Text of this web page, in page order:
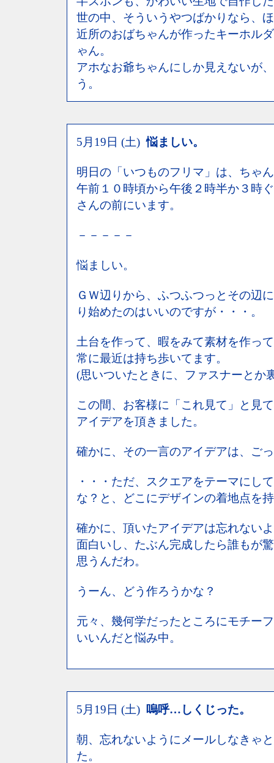
世の中、そういうやつばかりなら、
近所のおばちゃんが作ったキーホル
ゃん。
アホなお爺ちゃんにしか見えないが
う。
5月19日 (土)悩ましい。
明日の「いつものフリマ」は、ちゃ
午前１０時頃から午後２時半か３時
さんの前にいます。
－－－－－
悩ましい。
ＧＷ辺りから、ふつふつっとその辺
り始めたのはいいのですが・・・。
土台を作って、暇をみて素材を作って
常に最近は持ち歩いてます。
(思いついたときに、ファスナーとか
この間、お客様に「これ見て」と見
アイデアを頂きました。
確かに、その一言のアイデアは、ご
・・・ただ、スクエアをテーマにし
な？と、どこにデザインの着地点を
確かに、頂いたアイデアは忘れない
面白いし、たぶん完成したら誰もが
思うんだわ。
うーん、どう作ろうかな？
元々、幾何学だったところにモチー
いいんだと悩み中。
5月19日 (土) 嗚呼…しくじった。
朝、忘れないようにメールしなきゃ
た。